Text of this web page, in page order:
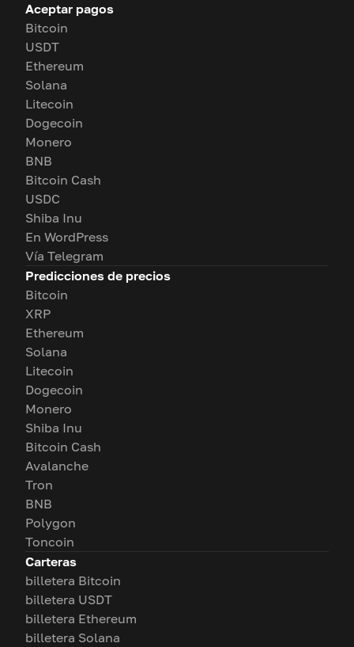
Aceptar pagos
Bitcoin
USDT
Ethereum
Solana
Litecoin
Dogecoin
Monero
BNB
Bitcoin Cash
USDC
Shiba Inu
En WordPress
Vía Telegram
Predicciones de precios
Bitcoin
XRP
Ethereum
Solana
Litecoin
Dogecoin
Monero
Shiba Inu
Bitcoin Cash
Avalanche
Tron
BNB
Polygon
Toncoin
Carteras
billetera Bitcoin
billetera USDT
billetera Ethereum
billetera Solana